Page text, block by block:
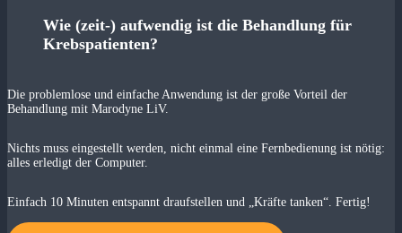
Wie (zeit-) aufwendig ist die Behandlung für
Krebspatienten?
Die problemlose und einfache Anwendung ist der große Vorteil der
Behandlung mit Marodyne LiV.
Nichts muss eingestellt werden, nicht einmal eine Fernbedienung ist nötig:
alles erledigt der Computer.
Einfach 10 Minuten entspannt draufstellen und „Kräfte tanken“. Fertig!